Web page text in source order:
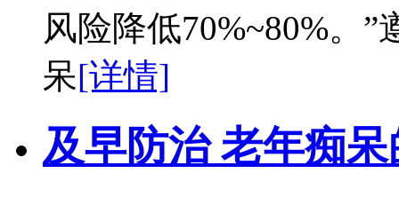
风险降低70%~80%。
呆[详情]
及早防治 老年痴